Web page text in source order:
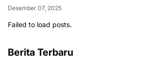
Desember 07, 2025
Failed to load posts.
Berita Terbaru